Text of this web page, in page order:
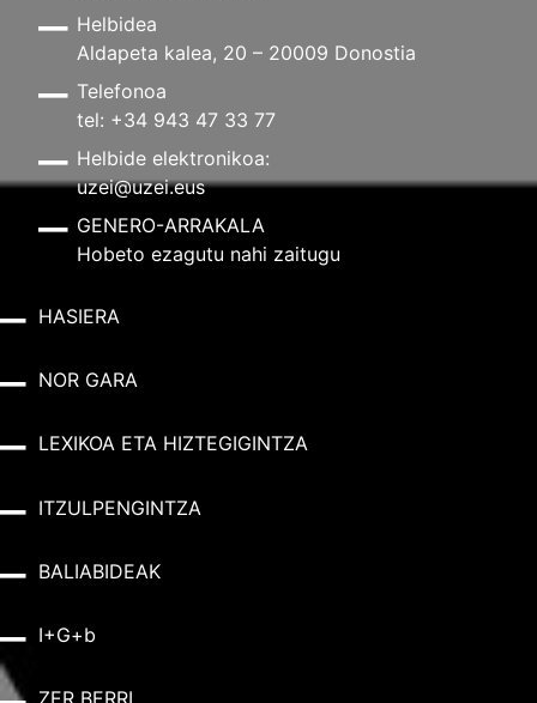
Helbidea
Aldapeta kalea, 20 – 20009 Donostia
Telefonoa
tel: +34 943 47 33 77
Helbide elektronikoa:
uzei@uzei.eus
GENERO-ARRAKALA
Hobeto ezagutu nahi zaitugu
HASIERA
NOR GARA
LEXIKOA ETA HIZTEGIGINTZA
ITZULPENGINTZA
BALIABIDEAK
I+G+b